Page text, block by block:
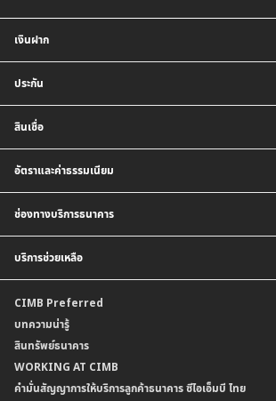
เงินฝาก
บัญชีเงินฝากประจำ
บัญชีเงินฝากกระแสรายวัน
บัญชีเงินฝากเงินตราต่างประเทศ
ตารางเปรียบเทียบผลิตภัณฑ์
ประกัน
ประกันวินาศภัย
สินเชื่อ
สินเชื่อบ้าน
สินเชื่อบ้านแลกเงินและสินเชื่ออเนกประสงค์
อัตราและค่าธรรมเนียม
อัตราดอกเบี้ยเงินฝาก
อัตราดอกเบี้ยเงินฝากลูกค้าสถาบัน
อัตราดอกเบี้ยบัญชีเงินฝากเงินตราต่างประเทศ
อัตราดอกเบี้ยเงินกู้
กำหนดระยะเวลาการขายหรือฝากเงินได้ที่เป็นเงินตราต่างประเทศ
ค่าธรรมเนียม
อัตราค่าธรรมเนียมการฝากถอนบัญชีเงินฝากเงินตราต่างประเทศ
ข้อกำหนดบัญชีเงินฝาก
เงื่อนไขและค่าธรรมเนียมที่เกี่ยวกับการให้บริการบัญชีเงินฝากเงิ
ช่องทางบริการธนาคาร
CIMB THAI Connect
บริการแจ้งเตือนผ่าน SMS
พร้อมเพย์
บริการเปิดบัญชีด้วยการยืนยันตัวตนรูปแบบดิจิทัล (NDID)
การขอและรับส่งข้อมูลรายการเคลื่อนไหวบัญชีเงินฝาก ในรูปแบ
ธนาคาร (dStatement)
บริการยืนยันตัวตนรูปแบบดิจิทัล (NDID) เพื่อทำธรุกรรมออนไล
บริการช่วยเหลือ
สาขาธนาคาร
ข้อมูลคุณภาพการให้บริการ
คำมั่นสัญญาการให้บริการลูกค้าธนาคาร ซีไอเอ็มบี ไทย
Form Download Center
CIMB Preferred
บทความน่ารู้
สินทรัพย์ธนาคาร
WORKING AT CIMB
คำมั่นสัญญาการให้บริการลูกค้าธนาคาร ซีไอเอ็มบี ไทย